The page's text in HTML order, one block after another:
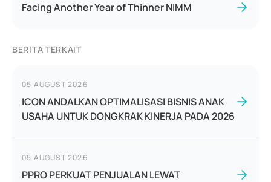
Facing Another Year of Thinner NIMM
BERITA TERKAIT
05 AUGUST 2026
ICON ANDALKAN OPTIMALISASI BISNIS ANAK
USAHA UNTUK DONGKRAK KINERJA PADA 2026
05 AUGUST 2026
PPRO PERKUAT PENJUALAN LEWAT